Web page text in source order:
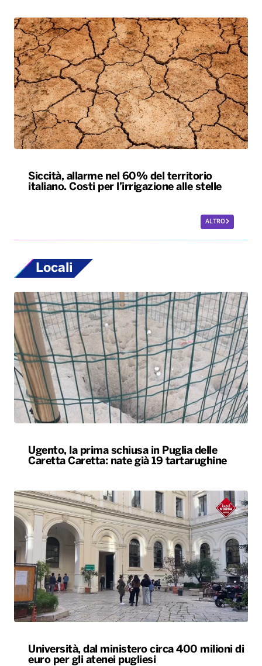
Siccità, allarme nel 60% del territorio
italiano. Costi per l’irrigazione alle stelle
ALTRO
Locali
Ugento, la prima schiusa in Puglia delle
Caretta Caretta: nate già 19 tartarughine
Università, dal ministero circa 400 milioni di
euro per gli atenei pugliesi